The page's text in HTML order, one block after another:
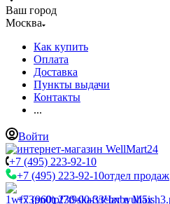
Ваш город
Москва
Как купить
Оплата
Доставка
Пункты выдачи
Контакты
...
Войти
+7 (495) 223-92-10
+7 (495) 223-92-10отдел продаж
+7 (960) 230-00-33Чат в Max